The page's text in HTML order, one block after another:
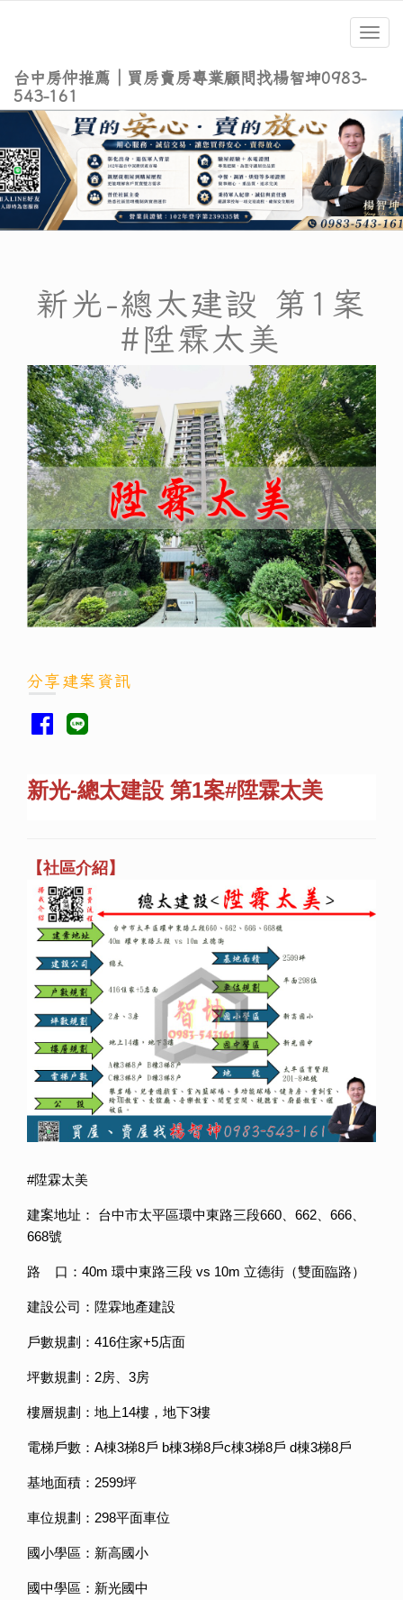
台中房仲推薦｜買房賣房專業顧問找楊智坤0983-
543-161
新光-總太建設 第1案
#陞霖太美
分享建案資訊
新光-總太建設 第1案#陞霖太美
【社區介紹】
#陞霖太美
建案地址： 台中市太平區環中東路三段660、662、666、
668號
路 口：40m 環中東路三段 vs 10m 立德街（雙面臨路）
建設公司：陞霖地產建設
戶數規劃：416住家+5店面
坪數規劃：2房、3房
樓層規劃：地上14樓，地下3樓
電梯戶數：A棟3梯8戶 b棟3梯8戶c棟3梯8戶 d棟3梯8戶
基地面積：2599坪
車位規劃：298平面車位
國小學區：新高國小
國中學區：新光國中